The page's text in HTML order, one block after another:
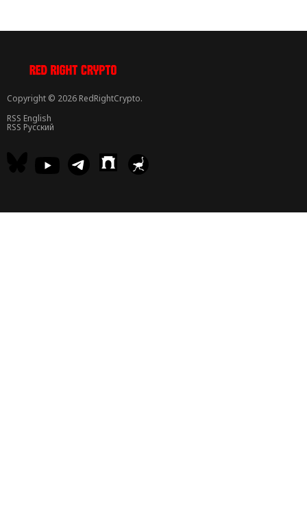
Copyright © 2026 RedRightCrypto.
RSS English
RSS Русский